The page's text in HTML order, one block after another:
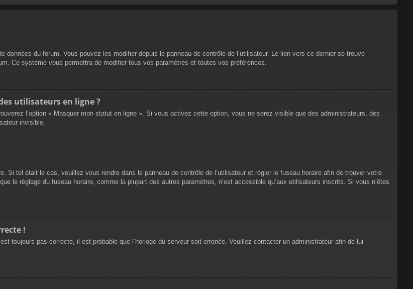
du forum. Vous pouvez les modifier depuis le panneau de contrôle de l’utilisateur. Le lien vers ce dernier se trouve
Ce système vous permettra de modifier tous vos paramètres et toutes vos préférences.
utilisateurs en ligne ?
l’option « Masquer mon statut en ligne ». Si vous activez cette option, vous ne serez visible que des administrateurs, des
invisible.
Si tel était le cas, veuillez vous rendre dans le panneau de contrôle de l’utilisateur et régler le fuseau horaire afin de trouver votre
le réglage du fuseau horaire, comme la plupart des autres paramètres, n’est accessible qu’aux utilisateurs inscrits. Si vous n’êtes
!
toujours pas correcte, il est probable que l’horloge du serveur soit erronée. Veuillez contacter un administrateur afin de lui